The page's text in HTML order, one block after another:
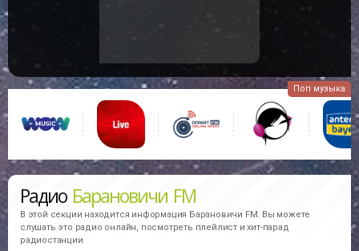
Поп музыка
Радио Барановичи FM
В этой секции находится информация Барановичи FM. Вы можете
слушать это радио онлайн, посмотреть плейлист и хит-парад
радиостанции